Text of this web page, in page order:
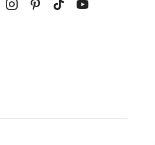
InstagramPinterest
Tik-Youtube